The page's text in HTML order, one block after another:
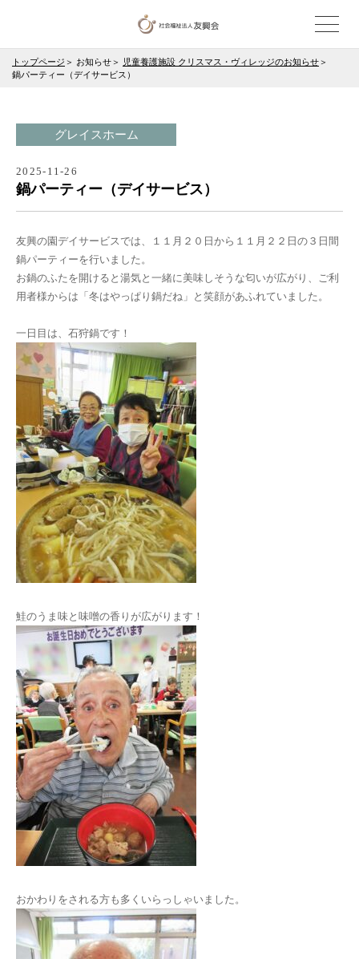
トップページ お知らせ
児童養護施設 クリスマス・ヴィレッジのお知らせ
鍋パーティー（デイサービス）
グレイスホーム
2025-11-26
鍋パーティー（デイサービス）
友興の園デイサービスでは、１１月２０日から１１月２２日の３日間
鍋パーティーを行いました。
お鍋のふたを開けると湯気と一緒に美味しそうな匂いが広がり、ご利
用者様からは「冬はやっぱり鍋だね」と笑顔があふれていました。
一日目は、石狩鍋です！
鮭のうま味と味噌の香りが広がります！
おかわりをされる方も多くいらっしゃいました。